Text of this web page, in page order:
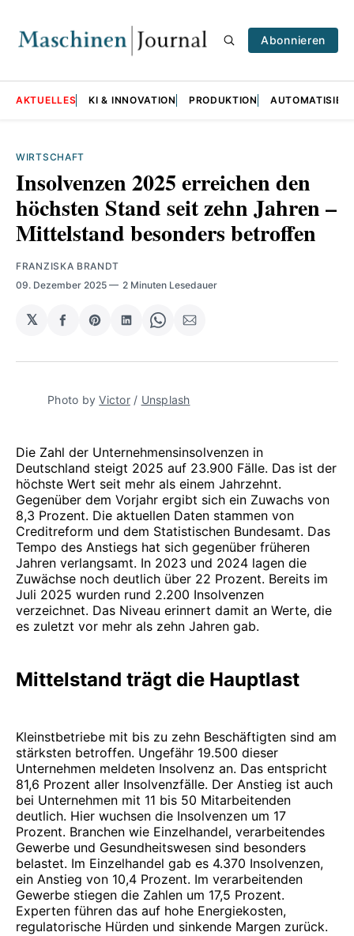
Abonnieren
AKTUELLES KI & INNOVATION PRODUKTION
WIRTSCHAFT
Insolvenzen 2025 erreichen den
höchsten Stand seit zehn Jahren –
Mittelstand besonders betroffen
FRANZISKA BRANDT
09. Dezember 2025
2 Minuten Lesedauer
𝕏
auf
teilen
Share
Pinterest
auf
teilen
Share
WhatsApp
per
Mail
Photo by Victor / Unsplash
Die Zahl der Unternehmensinsolvenzen in
Deutschland steigt 2025 auf 23.900 Fälle. Das ist der
höchste Wert seit mehr als einem Jahrzehnt.
Gegenüber dem Vorjahr ergibt sich ein Zuwachs von
8,3 Prozent. Die aktuellen Daten stammen von
Creditreform und dem Statistischen Bundesamt. Das
Tempo des Anstiegs hat sich gegenüber früheren
Jahren verlangsamt. In 2023 und 2024 lagen die
Zuwächse noch deutlich über 22 Prozent. Bereits im
Juli 2025 wurden rund 2.200 Insolvenzen
verzeichnet. Das Niveau erinnert damit an Werte, die
es zuletzt vor mehr als zehn Jahren gab.
Mittelstand trägt die Hauptlast
Kleinstbetriebe mit bis zu zehn Beschäftigten sind am
stärksten betroffen. Ungefähr 19.500 dieser
Unternehmen meldeten Insolvenz an. Das entspricht
81,6 Prozent aller Insolvenzfälle. Der Anstieg ist auch
bei Unternehmen mit 11 bis 50 Mitarbeitenden
deutlich. Hier wuchsen die Insolvenzen um 17
Prozent. Branchen wie Einzelhandel, verarbeitendes
Gewerbe und Gesundheitswesen sind besonders
belastet. Im Einzelhandel gab es 4.370 Insolvenzen,
ein Anstieg von 10,4 Prozent. Im verarbeitenden
Gewerbe stiegen die Zahlen um 17,5 Prozent.
Experten führen das auf hohe Energiekosten,
regulatorische Hürden und sinkende Margen zurück.